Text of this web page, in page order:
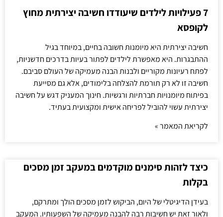
7 פעילויות לילדים שיעודדו חשיבה יצירתית מחוץ
לקופסא
חשיבה יצירתית היא מיומנות חשובה בחיים, במיוחד בגיל
ההתבגרות. היא מאפשרת לילדים לפתור בעיות בדרכים חדשניות,
לפתח רעיונות מקוריים ולבנות הבנה מעמיקה של העולם סביבם.
חשיבה זו לא רק תורמת להצלחה בלימודים, אלא גם מסייעת
בפיתוח מיומנויות חברתיות ורגשיות. חינוך המעניק דגש על חשיבה
יצירתית עשוי להוביל לפריחה אישית ומקצועית בעתיד.
לקריאת המאמר »
כיצד לזהות סימנים מוקדמים במעקב זמן מסכים
בקלות
בעידן הדיגיטלי של היום, הביקוש לזמן מסכים הולך ומתרקם,
ולאור זאת יש חשיבות רבה להבנה מעמיקה של השפעותיו. המעקב